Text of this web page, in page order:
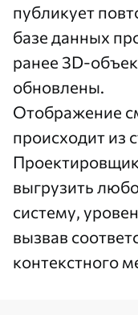
публикует
базе данных
ранее 3D-
обновлены.
Отображение
происходит из
выгрузить
систему,
вызвав
контекстного